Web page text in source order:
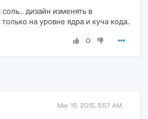
соль... дизайн изменять в
на уровне ядра и куча кода..
0
Mar 16, 2015, 5:57 AM